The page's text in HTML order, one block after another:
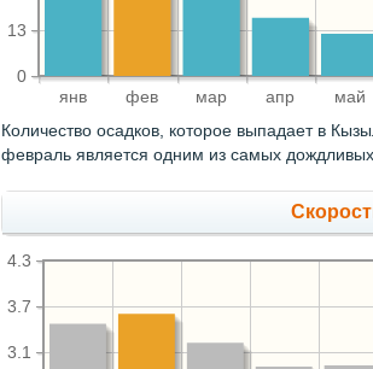
янв фев мар апр май
0
13
Количество осадков, которое выпадает в
февраль является одним из самых
3.1
3.7
4.3